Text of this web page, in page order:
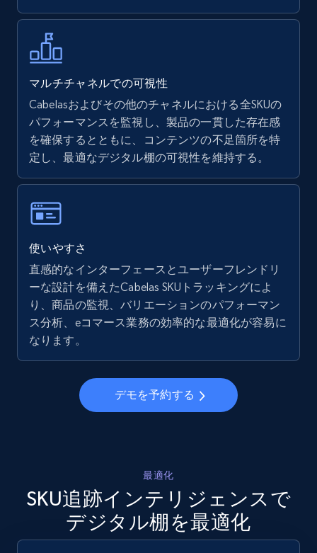
more.
5.6K+
Walmart - products - Find new products by
using specific category URL
URL, Final price, Sku, Currency, Gtin,
Specifications, Image urls, Top reviews, and
more.
Walmart - products - Collects products by
specific keywords
URL, Final price, Sku, Currency, Gtin,
Specifications, Image urls, Top reviews, and
876+ 今すぐ始める
Walmart - products - Discover products by
using sku numbers
URL, Final price, Sku, Currency, Gtin,
Specifications, Image urls, Top reviews, and
マルチチャネルでの可視性
Cabelasおよびその他のチャネルにおける全SKUの
パフォーマンスを監視し、製品の一貫した存在感
を確保するとともに、コンテンツの不足箇所を特
定し、最適なデジタル棚の可視性を維持する。
使いやすさ
直感的なインターフェースとユーザーフレンドリ
ーな設計を備えたCabelas SKUトラッキングによ
り、商品の監視、バリエーションのパフォーマン
ス分析、eコマース業務の効率的な最適化が容易に
なります。
デモを予約する
最適化
SKU追跡インテリジェンスで
デジタル棚を最適化